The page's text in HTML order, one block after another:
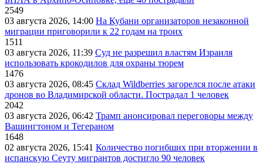
2549
03 августа 2026, 14:00 На Кубани организаторов незаконной
миграции приговорили к 22 годам на троих
1511
03 августа 2026, 11:39 Суд не разрешил властям Израиля
использовать крокодилов для охраны тюрем
1476
03 августа 2026, 08:45 Склад Wildberries загорелся после атаки
дронов во Владимирской области. Пострадал 1 человек
2042
03 августа 2026, 06:42 Трамп анонсировал переговоры между
Вашингтоном и Тегераном
1648
02 августа 2026, 15:41 Количество погибших при вторжении в
испанскую Сеуту мигрантов достигло 90 человек